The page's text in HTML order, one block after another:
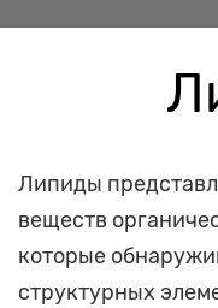
Липиды
веществ
которые
структурных